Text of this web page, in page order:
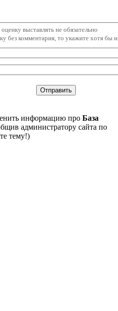
оценку выставлять не обязательно
без комментария, то укажите хотя бы
информацию про База
администратору сайта по
тему!)